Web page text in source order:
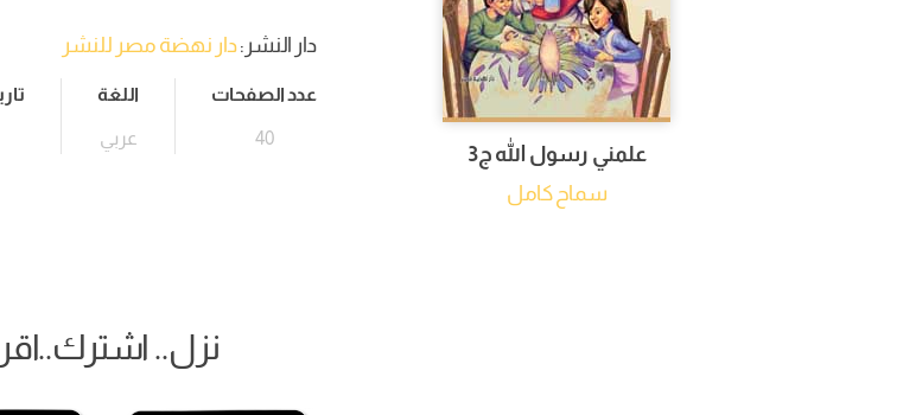
علمني رسول الله ج3
سماح كامل
دار النشر:دار نهضة مصر للنشر
عدد الصفحات
40
اللغة
عربي
نزل..